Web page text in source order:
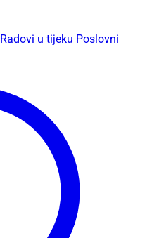
Radovi u tijeku Poslovni